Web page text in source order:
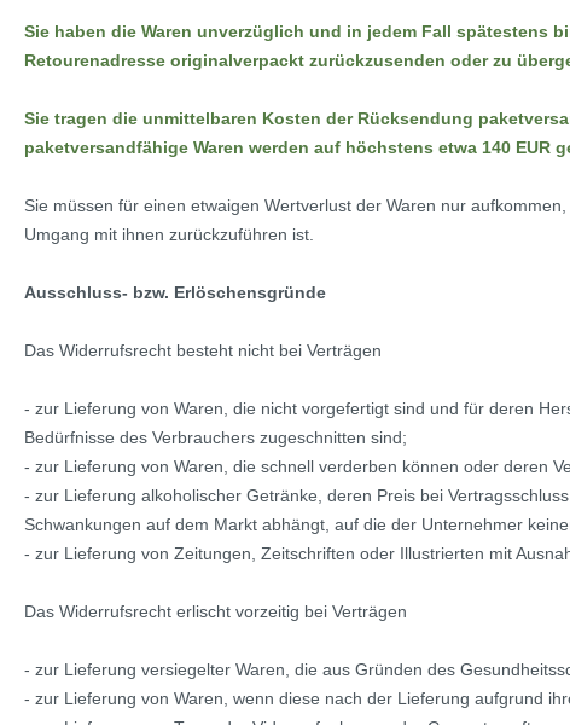
Sie haben die Waren unverzüglich und in jedem Fall spätestens
Retourenadresse originalverpackt zurückzusenden oder zu
Sie tragen die unmittelbaren Kosten der Rücksendung
paketversandfähige Waren werden auf höchstens etwa 140 EUR
Sie müssen für einen etwaigen Wertverlust der Waren nur
Umgang mit ihnen zurückzuführen ist.
Ausschluss- bzw. Erlöschensgründe
Das Widerrufsrecht besteht nicht bei Verträgen
- zur Lieferung von Waren, die nicht vorgefertigt sind und für deren
Bedürfnisse des Verbrauchers zugeschnitten sind;
- zur Lieferung von Waren, die schnell verderben können oder deren
- zur Lieferung alkoholischer Getränke, deren Preis bei
Schwankungen auf dem Markt abhängt, auf die der Unternehmer
- zur Lieferung von Zeitungen, Zeitschriften oder Illustrierten mit
Das Widerrufsrecht erlischt vorzeitig bei Verträgen
- zur Lieferung versiegelter Waren, die aus Gründen des
- zur Lieferung von Waren, wenn diese nach der Lieferung aufgrund